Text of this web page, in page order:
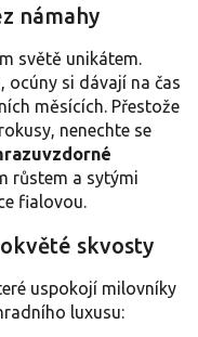
námahy
světě unikátem.
si dávají na čas
měsících. Přestože
nenechte se
růstem a sytými
fialovou.
skvosty
uspokojí milovníky
luxusu: